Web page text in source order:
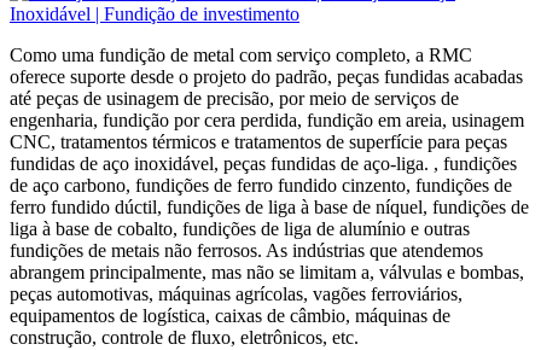
Como uma fundição de metal com serviço completo, a RMC
oferece suporte desde o projeto do padrão, peças fundidas acabadas
até peças de usinagem de precisão, por meio de serviços de
engenharia, fundição por cera perdida, fundição em areia, usinagem
CNC, tratamentos térmicos e tratamentos de superfície para peças
fundidas de aço inoxidável, peças fundidas de aço-liga. , fundições
de aço carbono, fundições de ferro fundido cinzento, fundições de
ferro fundido dúctil, fundições de liga à base de níquel, fundições de
liga à base de cobalto, fundições de liga de alumínio e outras
fundições de metais não ferrosos. As indústrias que atendemos
abrangem principalmente, mas não se limitam a, válvulas e bombas,
peças automotivas, máquinas agrícolas, vagões ferroviários,
equipamentos de logística, caixas de câmbio, máquinas de
construção, controle de fluxo, eletrônicos, etc.